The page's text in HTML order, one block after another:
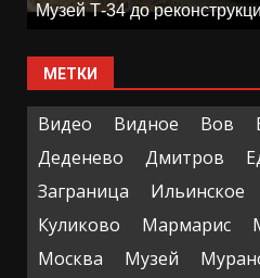
Музей Т-34 до
МЕТКИ
Видео Видное Вов
Деденево
Дмитров
Заграница
Ильинское
Куликово
Мармарис
Москва
Музей